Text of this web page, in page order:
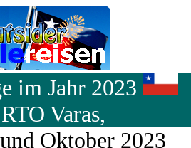
im Jahr 2023
Varas,
Oktober 2023